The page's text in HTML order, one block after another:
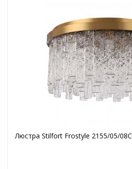
Люстра Stilfort Frostyle 2155/05/08C